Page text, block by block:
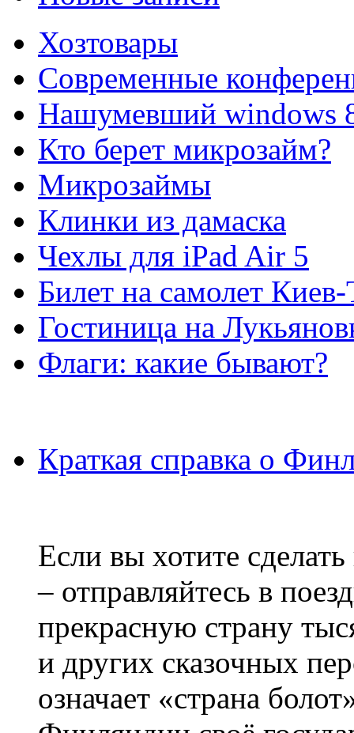
Хозтовары
Современные
Нашумевший windows
Кто берет микрозайм?
Микрозаймы
Клинки из дамаска
Чехлы для iPad Air 5
Билет на самолет
Гостиница на
Флаги: какие бывают?
Краткая справка о
Если вы хотите
– отправляйтесь в
прекрасную страну
и других сказочных
означает «страна